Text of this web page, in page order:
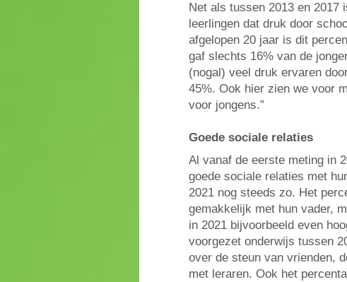
Net als tussen 2013 en 2017
leerlingen dat druk door
afgelopen 20 jaar is dit
gaf slechts 16% van de
(nogal) veel druk ervaren
45%. Ook hier zien we voor
voor jongens.”
Goede sociale relaties
Al vanaf de eerste meting in
goede sociale relaties met
2021 nog steeds zo. Het
gemakkelijk met hun vader,
in 2021 bijvoorbeeld even
voorgezet onderwijs tussen
over de steun van vrienden,
met leraren. Ook het